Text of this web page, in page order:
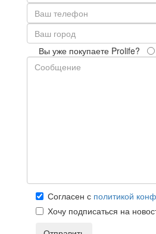
Вы уже покупаете Prolife?
Согласен с политикой
Хочу подписаться на